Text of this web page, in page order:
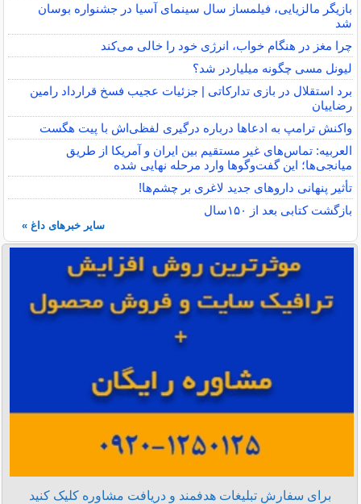
بازیگر مالزیایی، فیلمساز سال سینمای آسیا در جشنواره بوسان
شد
چرا مغز در هنگام خواب، انرژی خود را خالی می‌کند
لیونل مسی چگونه میلیاردر شد؟
برد استقلال در بازی تدارکاتی | جزئیات عجیب فسخ قرارداد رامین
رضاییان
واکنش ترامپ به ادعاها درباره درگیری لفظی‌اش با پیت هگست
العربیه: تماس‌های غیر مستقیم بین ایران و آمریکا از طریق
میانجی‌ها؛ این گفت‌و‌گو‌ها وارد مرحله نهایی شده
تأثیر پنهانی داروهای جدید لاغری بر چشم‌ها!
بازگشت کتابی بعد از ۱۵۰سال
سایر خبرهای داغ »
برای سفارش تبلیغات هدفمند و دریافت مشاوره کلیک کنید